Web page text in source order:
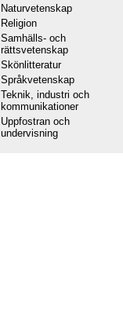
Naturvetenskap
Religion
Samhälls- och
rättsvetenskap
Skönlitteratur
Språkvetenskap
Teknik, industri och
kommunikationer
Uppfostran och
undervisning